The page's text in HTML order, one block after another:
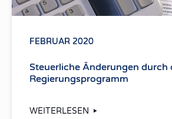
FEBRUAR 2020
Steuerliche Änderungen durch
Regierungsprogramm
WEITERLESEN